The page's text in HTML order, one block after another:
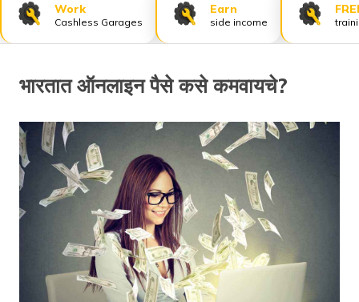
Work
Cashless Garages
Earn
side income
भारतात ऑनलाइन पैसे कसे कमवायचे?